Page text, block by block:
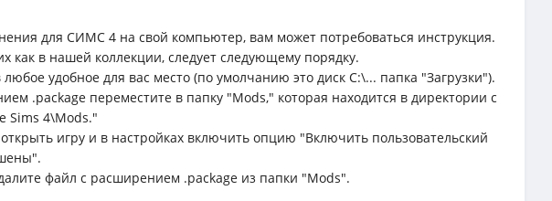
для СИМС 4 на свой компьютер, вам может потребоваться инструкция.
как в нашей коллекции, следует следующему порядку.
удобное для вас место (по умолчанию это диск C:\... папка "Загрузки").
.package переместите в папку "Mods," которая находится в директории с
Sims 4\Mods."
игру и в настройках включить опцию "Включить пользовательский
файл с расширением .package из папки "Mods".